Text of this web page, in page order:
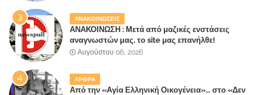
ΑΝΑΚΟΙΝΩΣΕΙΣ
ΑΝΑΚΟΙΝΩΣΗ : Μετά από μαζικές ενστάσεις
αναγνωστών μας, το site μας επανήλθε!
Αυγούστου 06, 2026
ΑΡΘΡΑ
Από την «Αγία Ελληνική Οικογένεια»… στο «Δεν